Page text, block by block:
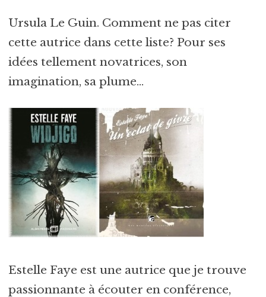
Ursula Le Guin. Comment ne pas citer
cette autrice dans cette liste? Pour ses
idées tellement novatrices, son
imagination, sa plume…
Estelle Faye est une autrice que je trouve
passionnante à écouter en conférence,